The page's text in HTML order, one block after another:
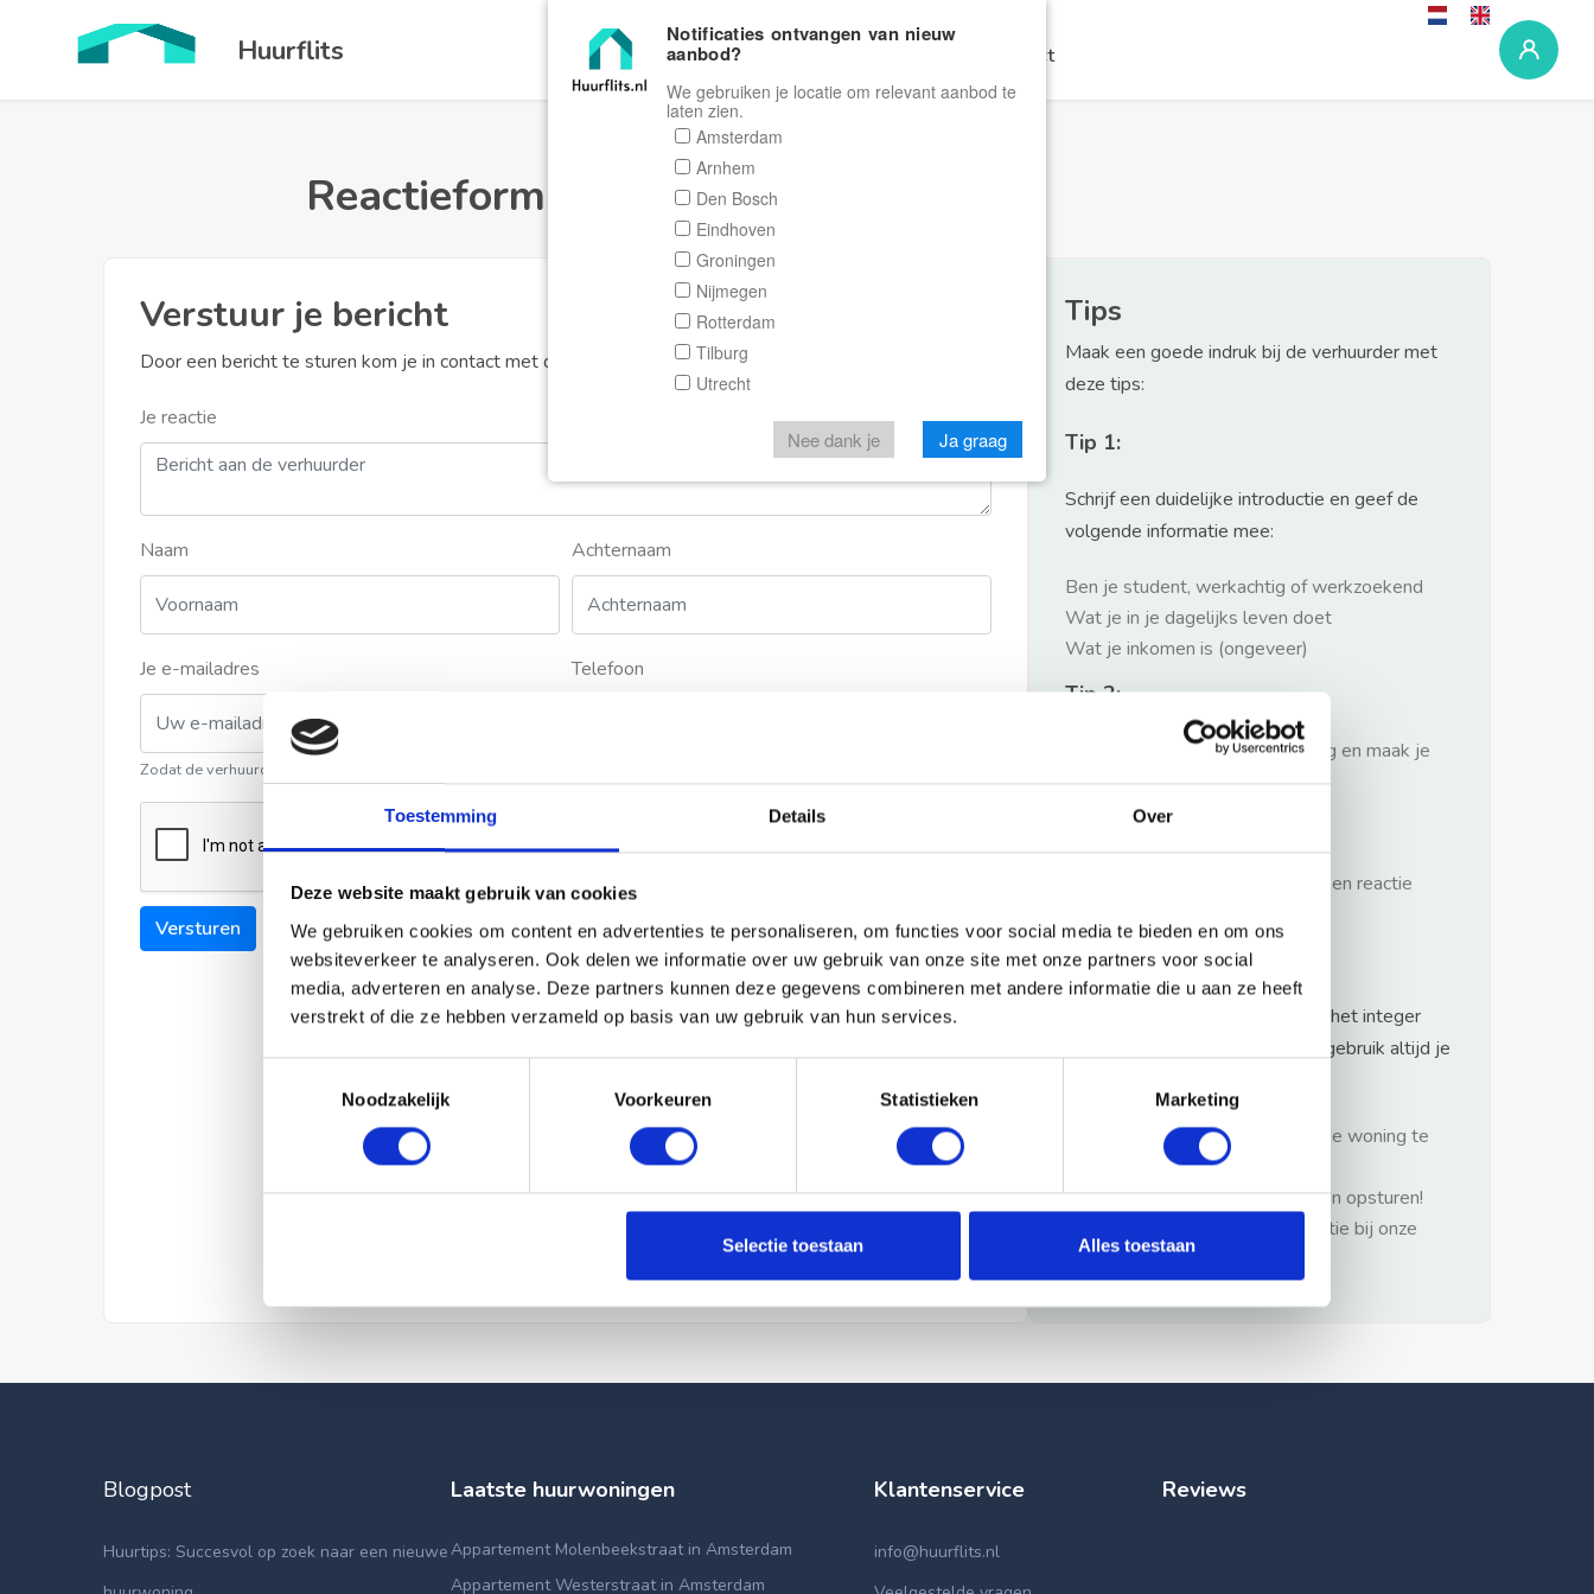
Toestemming Details Over
Deze website maakt gebruik van cookies
We gebruiken cookies om content en advertenties te personaliseren, om functies voor social media te bieden en om ons
websiteverkeer te analyseren. Ook delen we informatie over uw gebruik van onze site met onze partners voor social
media, adverteren en analyse. Deze partners kunnen deze gegevens combineren met andere informatie die u aan ze heeft
verstrekt of die ze hebben verzameld op basis van uw gebruik van hun services.
Noodzakelijk
Voorkeuren Statistieken Marketing
Selectie toestaan Alles toestaan
Huurflits Home Zoeken Contact
Reactieformulier Huurflits
Verstuur je bericht
Door een bericht te sturen kom je in contact met de aanbieder of makelaar van de woning.
Je reactie
Naam Achternaam
Je e-mailadres
Zodat de verhuurder contact met u kan opnemen
Telefoon
Versturen
Tips
Maak een goede indruk bij de verhuurder met
deze tips:
Tip 1:
Schrijf een duidelijke introductie en geef de
volgende informatie mee:
Ben je student, werkachtig of werkzoekend
Wat je in je dagelijks leven doet
Wat je inkomen is (ongeveer)
Tip 2:
Wees beleefd, niet te langdradig en maak je
verhaal kort
Wacht niet met reageren. Snel een reactie
Waarschuwing
Huurflits hecht veel waarde aan het integer
handelen van verhuurders maar gebruik altijd je
1: Nooit vooraf betalen zonder de woning te
hebben gezien.
2: Geen persoonlijke documenten opsturen!
3: Meld bij misbruik de advertentie bij onze
klantenservice.
Blogpost
Huurtips: Succesvol op zoek naar een nieuwe
Laatste huurwoningen
Appartement Molenbeekstraat in Amsterdam
Appartement Westerstraat in Amsterdam
Klantenservice
info@huurflits.nl
Reviews
Notificaties ontvangen van nieuw
aanbod?
We gebruiken je locatie om relevant aanbod te
laten zien.
Amsterdam
Arnhem
Den Bosch
Eindhoven
Groningen
Nijmegen
Rotterdam
Tilburg
Utrecht
Nee dank je Ja graag